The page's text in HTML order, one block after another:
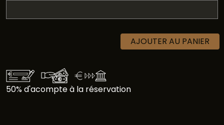
AJOUTER AU PANIER
50% d'acompte à la réservation